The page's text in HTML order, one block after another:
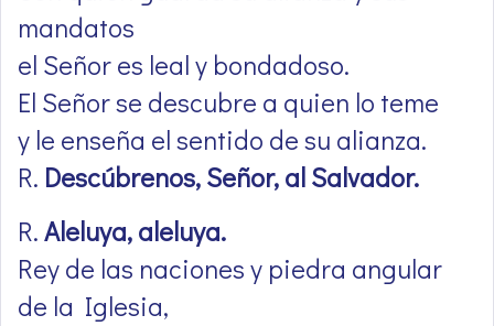
mandatos
el Señor es leal y bondadoso.
El Señor se descubre a quien lo teme
y le enseña el sentido de su alianza.
R. Descúbrenos, Señor, al Salvador.
R.Aleluya, aleluya.
Rey de las naciones y piedra angular
de la Iglesia,